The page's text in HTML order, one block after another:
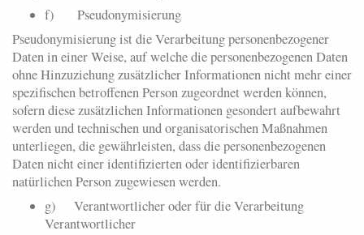
f) Pseudonymisierung
Pseudonymisierung ist die Verarbeitung personenbezogener
Daten in einer Weise, auf welche die personenbezogenen Daten
ohne Hinzuziehung zusätzlicher Informationen nicht mehr einer
spezifischen betroffenen Person zugeordnet werden können,
sofern diese zusätzlichen Informationen gesondert aufbewahrt
werden und technischen und organisatorischen Maßnahmen
unterliegen, die gewährleisten, dass die personenbezogenen
Daten nicht einer identifizierten oder identifizierbaren
natürlichen Person zugewiesen werden.
g) Verantwortlicher oder für die Verarbeitung
Verantwortlicher